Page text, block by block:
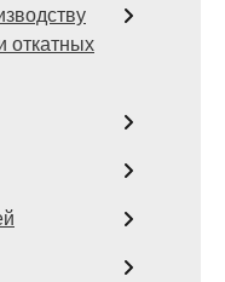
откатных